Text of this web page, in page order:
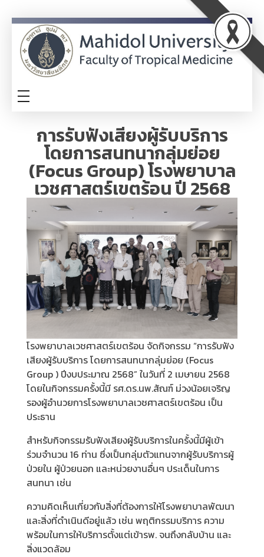
TM-ITA
การรับฟังเสียงผู้รับบริการ
โดยการสนทนากลุ่มย่อย
(Focus Group) โรงพยาบาล
เวชศาสตร์เขตร้อน ปี 2568
โรงพยาบาลเวชศาสตร์เขตร้อน จัดกิจกรรม “การรับฟัง
เสียงผู้รับบริการ โดยการสนทนากลุ่มย่อย (Focus
Group ) ปีงบประมาณ 2568” ในวันที่ 2 เมษายน 2568
โดยในกิจกรรมครั้งนี้มี รศ.ดร.นพ.สัณฑ์ ม่วงน้อยเจริญ
รองผู้อำนวยการโรงพยาบาลเวชศาสตร์เขตร้อน เป็น
ประธาน
สำหรับกิจกรรมรับฟังเสียงผู้รับบริการในครั้งนี้มีผู้เข้า
ร่วมจำนวน 16 ท่าน ซึ่งเป็นกลุ่มตัวแทนจากผู้รับบริการผู้
ป่วยใน ผู้ป่วยนอก และหน่วยงานอื่นๆ ประเด็นในการ
สนทนา เช่น
ความคิดเห็นเกี่ยวกับสิ่งที่ต้องการให้โรงพยาบาลพัฒนา
และสิ่งที่ดำเนินดีอยู่แล้ว เช่น พฤติกรรมบริการ ความ
พร้อมในการให้บริการตั้งแต่เข้ารพ. จนถึงกลับบ้าน และ
สิ่งแวดล้อม